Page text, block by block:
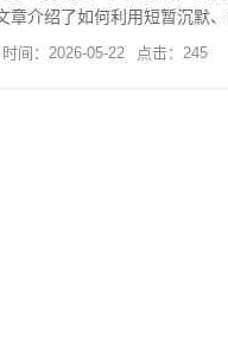
章介绍了如何利用短暂沉默
时间：2026-05-22 点击：245